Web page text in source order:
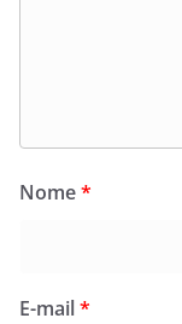
Nome*
E-mail*